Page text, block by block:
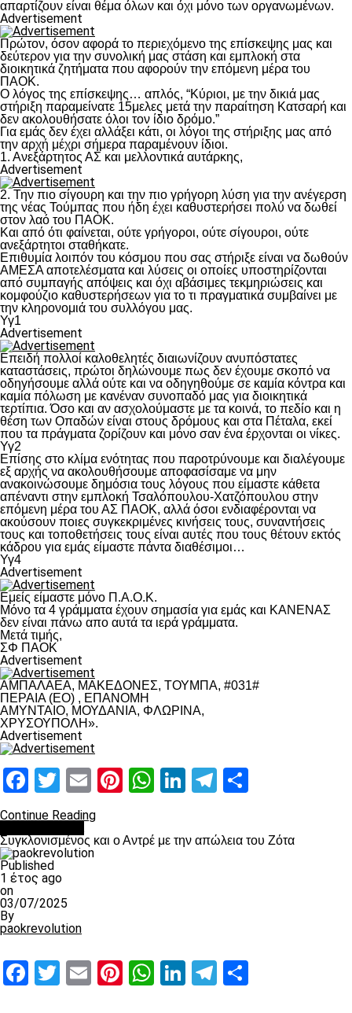
απαρτίζουν είναι θέμα όλων και όχι μόνο των οργανωμένων.
Advertisement
Πρώτον, όσον αφορά το περιεχόμενο της επίσκεψης μας και
δεύτερον για την συνολική μας στάση και εμπλοκή στα
διοικητικά ζητήματα που αφορούν την επόμενη μέρα του
ΠΑΟΚ.
Ο λόγος της επίσκεψης… απλός, “Κύριοι, με την δικιά μας
στήριξη παραμείνατε 15μελες μετά την παραίτηση Κατσαρή και
δεν ακολουθήσατε όλοι τον ίδιο δρόμο.”
Για εμάς δεν έχει αλλάξει κάτι, οι λόγοι της στήριξης μας από
την αρχή μέχρι σήμερα παραμένουν ίδιοι.
1. Ανεξάρτητος ΑΣ και μελλοντικά αυτάρκης,
Advertisement
2. Την πιο σίγουρη και την πιο γρήγορη λύση για την ανέγερση
της νέας Τούμπας που ήδη έχει καθυστερήσει πολύ να δωθεί
στον λαό του ΠΑΟΚ.
Και από ότι φαίνεται, ούτε γρήγοροι, ούτε σίγουροι, ούτε
ανεξάρτητοι σταθήκατε.
Επιθυμία λοιπόν του κόσμου που σας στήριξε είναι να δωθούν
ΑΜΕΣΑ αποτελέσματα και λύσεις οι οποίες υποστηρίζονται
από συμπαγής απόψεις και όχι αβάσιμες τεκμηριώσεις και
κομφούζιο καθυστερήσεων για το τι πραγματικά συμβαίνει με
την κληρονομιά του συλλόγου μας.
Υγ1
Advertisement
Επειδή πολλοί καλοθελητές διαιωνίζουν ανυπόστατες
καταστάσεις, πρώτοι δηλώνουμε πως δεν έχουμε σκοπό να
οδηγήσουμε αλλά ούτε και να οδηγηθούμε σε καμία κόντρα και
καμία πόλωση με κανέναν συνοπαδό μας για διοικητικά
τερτίπια. Όσο και αν ασχολούμαστε με τα κοινά, το πεδίο και η
θέση των Οπαδών είναι στους δρόμους και στα Πέταλα, εκεί
που τα πράγματα ζορίζουν και μόνο σαν ένα έρχονται οι νίκες.
Υγ2
Επίσης στο κλίμα ενότητας που παροτρύνουμε και διαλέγουμε
εξ αρχής να ακολουθήσουμε αποφασίσαμε να μην
ανακοινώσουμε δημόσια τους λόγους που είμαστε κάθετα
απέναντι στην εμπλοκή Τσαλόπουλου-Χατζόπουλου στην
επόμενη μέρα του ΑΣ ΠΑΟΚ, αλλά όσοι ενδιαφέρονται να
ακούσουν ποιες συγκεκριμένες κινήσεις τους, συναντήσεις
τους και τοποθετήσεις τους είναι αυτές που τους θέτουν εκτός
κάδρου για εμάς είμαστε πάντα διαθέσιμοι…
Υγ4
Advertisement
Εμείς είμαστε μόνο Π.Α.Ο.Κ.
Μόνο τα 4 γράμματα έχουν σημασία για εμάς και ΚΑΝΕΝΑΣ
δεν είναι πάνω απο αυτά τα ιερά γράμματα.
Μετά τιμής,
ΣΦ ΠΑΟΚ
Advertisement
ΑΜΠΑΛΑΕΑ, ΜΑΚΕΔΟΝΕΣ, ΤΟΥΜΠΑ, #031#
ΠΕΡΑΙΑ (ΕΟ) , ΕΠΑΝΟΜΗ
ΑΜΥΝΤΑΙΟ, ΜΟΥΔΑΝΙΑ, ΦΛΩΡΙΝΑ,
ΧΡΥΣΟΥΠΟΛΗ».
Advertisement
Facebook
Twitter
EmailPinterest
WhatsApp
LinkedIn
Telegram
Continue Reading
Συγκλονισμένος και ο Αντρέ με την απώλεια του Ζότα
Published
1 έτος ago
on
03/07/2025
By
paokrevolution
Facebook
Twitter
EmailPinterest
WhatsApp
LinkedIn
Telegram